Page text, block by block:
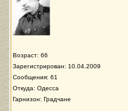
Возраст: 66
Зарегистрирован: 10.04.2009
Сообщения: 61
Откуда: Одесса
Гарнизон: Градчане